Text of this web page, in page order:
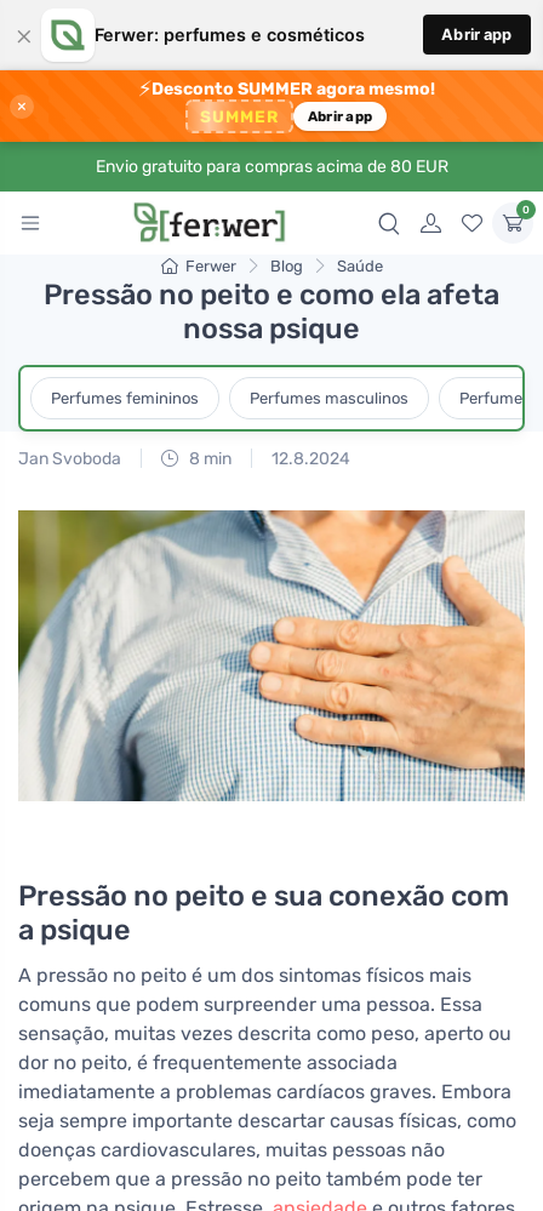
× Ferwer: perfumes e cosméticos Abrir app
×
⚡Desconto SUMMER agora mesmo!
SUMMER Abrir app
Envio gratuito para compras acima de 80 EUR
0
Ferwer Blog Saúde
Pressão no peito e como ela afeta
nossa psique
Perfumes femininos Perfumes masculinos Perfumes
Jan Svoboda 8 min 12.8.2024
Pressão no peito e sua conexão com
a psique
A pressão no peito é um dos sintomas físicos mais
comuns que podem surpreender uma pessoa. Essa
sensação, muitas vezes descrita como peso, aperto ou
dor no peito, é frequentemente associada
imediatamente a problemas cardíacos graves. Embora
seja sempre importante descartar causas físicas, como
doenças cardiovasculares, muitas pessoas não
percebem que a pressão no peito também pode ter